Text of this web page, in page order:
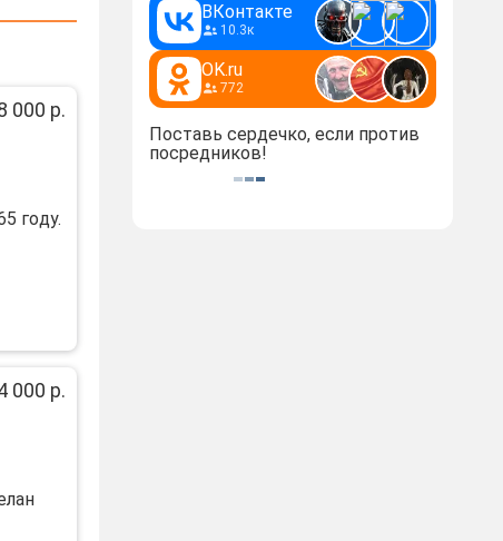
000 р.
гoду.
000 р.
ВКонтакте
10.3к
OK.ru
772
Поставь сердечко, если против
посредников!